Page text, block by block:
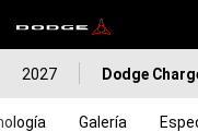
2027 Dodge
Galería